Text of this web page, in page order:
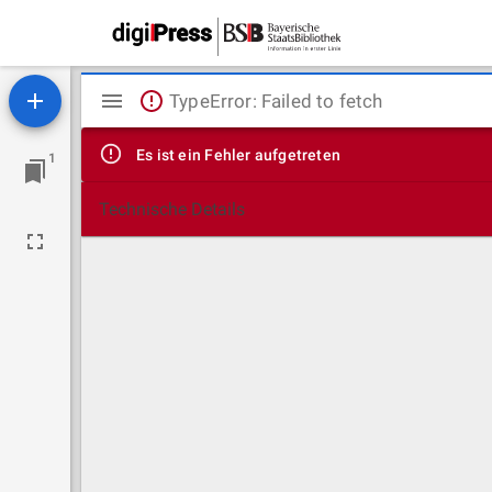
1
Mirador
Viewer
TypeError: Failed to fetch
Es ist ein Fehler aufgetreten
Technische Details